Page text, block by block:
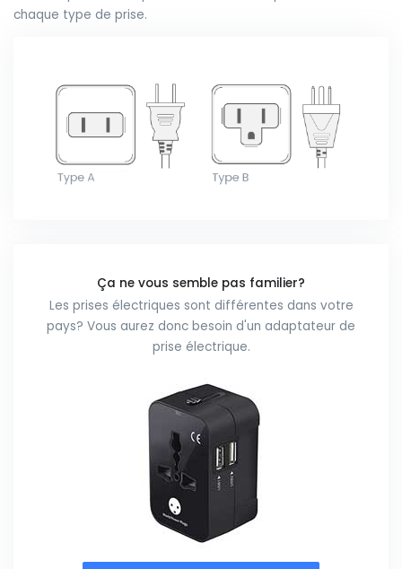
chaque type de prise.
Ça ne vous semble pas familier?
Les prises électriques sont différentes dans votre
pays? Vous aurez donc besoin d'un adaptateur de
prise électrique.